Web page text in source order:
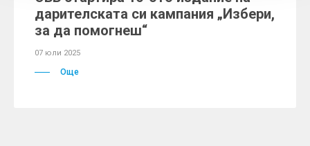
дарителската си кампания „Избери,
за да помогнеш“
07 юли 2025
Още